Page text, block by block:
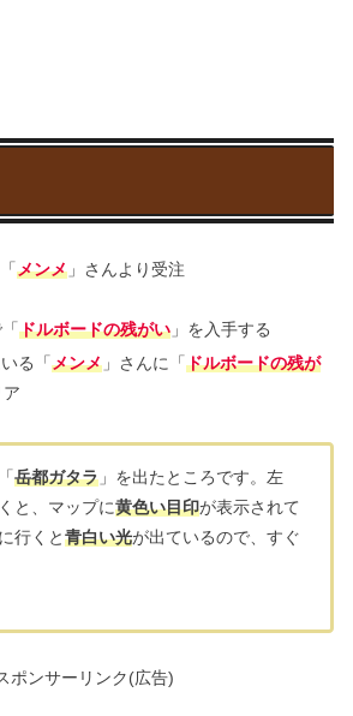
メンメ 」さんより受注
ドルボードの残がい」を入手する
る「メンメ」さんに「ドルボードの残が
岳都ガタラ 」を出たところです。左
と、マップに黄色い目印が表示されて
行くと青白い光が出ているので、すぐ
ポンサーリンク(広告)